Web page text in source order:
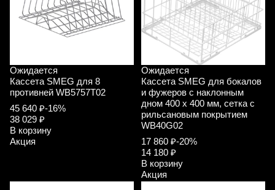
Ожидается
Кассета SMEG для 8
противней WB5757T02
45 640 ₽-16%
38 029 ₽
В корзину
Акция
Ожидается
Кассета SMEG для бокалов
и фужеров с наклонным
дном 400 х 400 мм, сетка с
рильсановым покрытием
WB40G02
17 860 ₽-20%
14 180 ₽
В корзину
Акция